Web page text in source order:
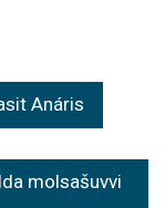
Anáris
molsašuvvi